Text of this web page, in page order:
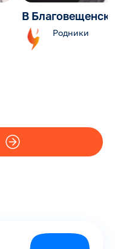
В Благовещенске
Родники